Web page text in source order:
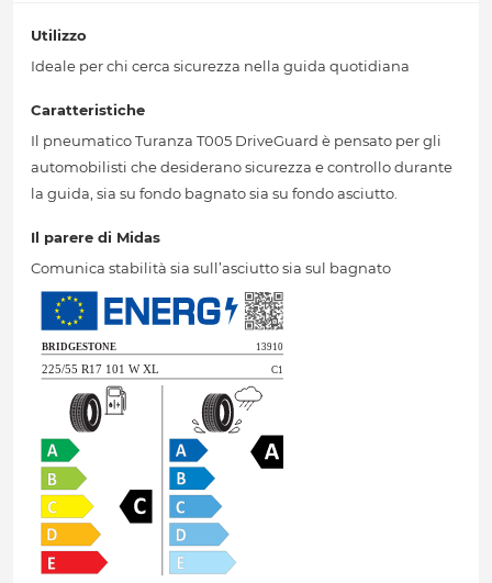
Utilizzo
Ideale per chi cerca sicurezza nella guida quotidiana
Caratteristiche
Il pneumatico Turanza T005 DriveGuard è pensato per gli
automobilisti che desiderano sicurezza e controllo durante
la guida, sia su fondo bagnato sia su fondo asciutto.
Il parere di Midas
Comunica stabilità sia sull’asciutto sia sul bagnato